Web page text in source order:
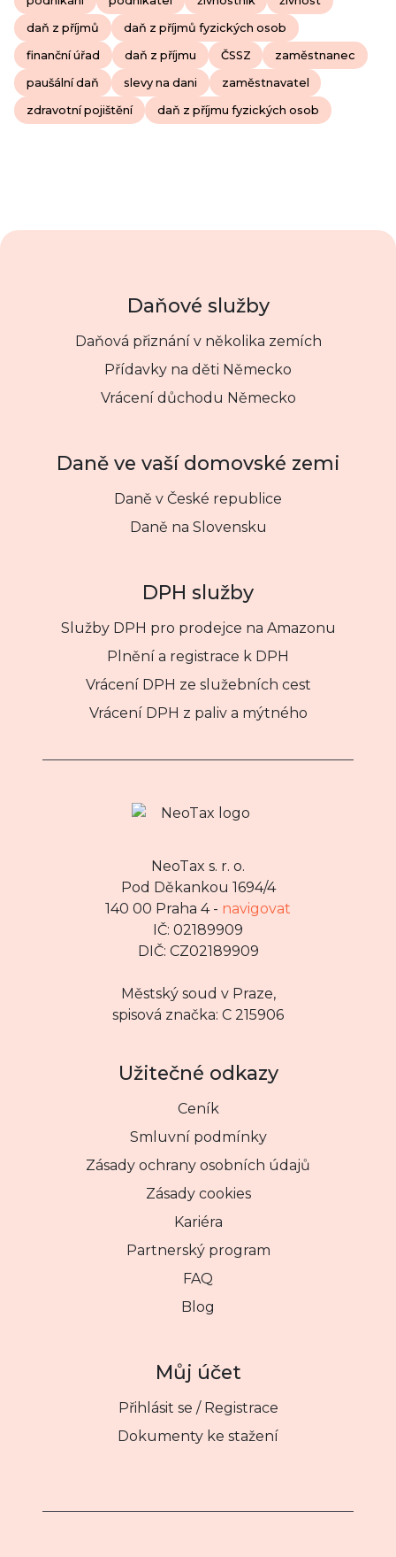
daň z příjmů daň z příjmů fyzických osob
finanční úřad daň z příjmu ČSSZ zaměstnanec
paušální daň slevy na dani zaměstnavatel
zdravotní pojištění daň z příjmu fyzických osob
Daňové služby
Daňová přiznání v několika zemích
Přídavky na děti Německo
Vrácení důchodu Německo
Daně ve vaší domovské zemi
Daně v České republice
Daně na Slovensku
DPH služby
Služby DPH pro prodejce na Amazonu
Plnění a registrace k DPH
Vrácení DPH ze služebních cest
Vrácení DPH z paliv a mýtného
NeoTax s. r. o.
Pod Děkankou 1694/4
140 00 Praha 4 - navigovat
IČ: 02189909
DIČ: CZ02189909
Městský soud v Praze,
spisová značka: C 215906
Užitečné odkazy
Ceník
Smluvní podmínky
Zásady ochrany osobních údajů
Zásady cookies
Kariéra
Partnerský program
FAQ
Blog
Můj účet
Přihlásit se / Registrace
Dokumenty ke stažení